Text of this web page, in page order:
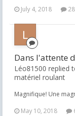
July 4, 2018
Dans l'attente
Léo81500 replied
matériel roulant
Magnifique! Une
May 10, 2018